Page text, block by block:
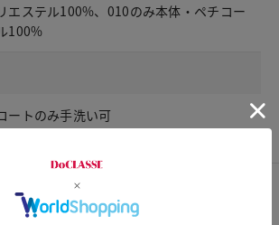
エステル100%、010のみ本体・ペチコー
100%
ートのみ手洗い可
サイズガイドは